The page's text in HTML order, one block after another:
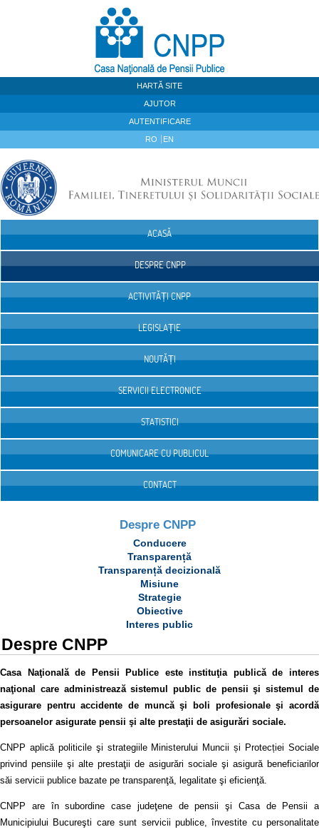
HARTĂ SITE
AJUTOR
AUTENTIFICARE
RO EN
ACASĂ
DESPRE CNPP
ACTIVITĂȚI CNPP
LEGISLAȚIE
NOUTĂȚI
SERVICII ELECTRONICE
STATISTICI
COMUNICARE CU PUBLICUL
CONTACT
Despre CNPP
Conducere
Transparență
Transparență decizională
Misiune
Strategie
Obiective
Interes public
Despre CNPP
Casa Naţională de Pensii Publice este instituţia publică de interes
naţional care administrează sistemul public de pensii şi sistemul de
asigurare pentru accidente de muncă şi boli profesionale şi acordă
persoanelor asigurate pensii şi alte prestaţii de asigurări sociale.
CNPP aplică politicile şi strategiile Ministerului Muncii și Protecției Sociale
privind pensiile şi alte prestaţii de asigurări sociale şi asigură beneficiarilor
săi servicii publice bazate pe transparenţă, legalitate şi eficienţă.
CNPP are în subordine case judeţene de pensii şi Casa de Pensii a
Municipiului Bucureşti care sunt servicii publice, învestite cu personalitate